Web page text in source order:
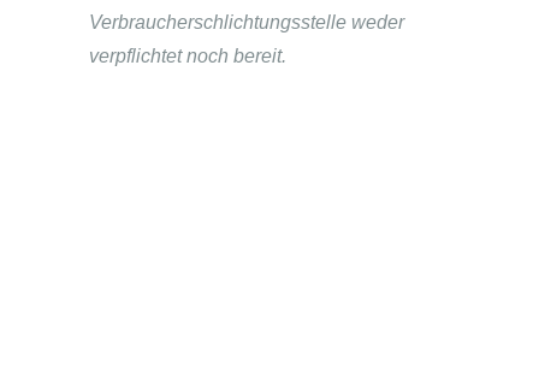
Verbraucherschlichtungsstelle weder
verpflichtet noch bereit.